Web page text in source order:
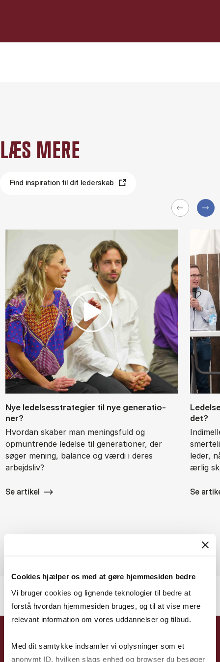
Cookies hjælper os med at gøre hjemmesiden bedre
Vi bruger cookies og lignende teknologier til bedre at
forstå hvordan hjemmesiden bruges, og til at vise mere
relevant information om vores uddannelser og tilbud.
Med dit samtykke indsamler vi oplysninger som et
anonymt ID, hvilken slags enhed og browser du besøger
LÆS MERE
Find inspiration til dit lederskab
Nye le­del­ses­stra­te­gi­er til nye ge­ne­ra­tio­
ner?
Hvordan skaber man meningsfuld og
opmuntrende ledelse til generationer, der
søger mening, balance og værdi i deres
arbejdsliv?
Se artikel
det?
leder,
ærlig
Se
TILMELD DIG MPG